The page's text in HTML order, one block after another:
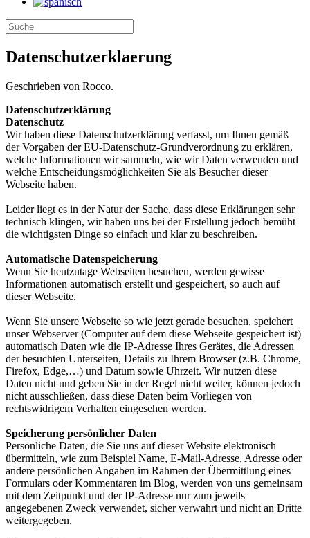
Datenschutzerklaerung
Geschrieben von Rocco.
Datenschutzerklärung
Datenschutz
Wir haben diese Datenschutzerklärung verfasst, um Ihnen gemäß
der Vorgaben der EU-Datenschutz-Grundverordnung zu erklären,
welche Informationen wir sammeln, wie wir Daten verwenden und
welche Entscheidungsmöglichkeiten Sie als Besucher dieser
Webseite haben.
Leider liegt es in der Natur der Sache, dass diese Erklärungen sehr
technisch klingen, wir haben uns bei der Erstellung jedoch bemüht
die wichtigsten Dinge so einfach und klar zu beschreiben.
Automatische Datenspeicherung
Wenn Sie heutzutage Webseiten besuchen, werden gewisse
Informationen automatisch erstellt und gespeichert, so auch auf
dieser Webseite.
Wenn Sie unsere Webseite so wie jetzt gerade besuchen, speichert
unser Webserver (Computer auf dem diese Webseite gespeichert ist)
automatisch Daten wie die IP-Adresse Ihres Gerätes, die Adressen
der besuchten Unterseiten, Details zu Ihrem Browser (z.B. Chrome,
Firefox, Edge,…) und Datum sowie Uhrzeit. Wir nutzen diese
Daten nicht und geben Sie in der Regel nicht weiter, können jedoch
nicht ausschließen, dass diese Daten beim Vorliegen von
rechtswidrigem Verhalten eingesehen werden.
Speicherung persönlicher Daten
Persönliche Daten, die Sie uns auf dieser Website elektronisch
übermitteln, wie zum Beispiel Name, E-Mail-Adresse, Adresse oder
andere persönlichen Angaben im Rahmen der Übermittlung eines
Formulars oder Kommentaren im Blog, werden von uns gemeinsam
mit dem Zeitpunkt und der IP-Adresse nur zum jeweils
angegebenen Zweck verwendet, sicher verwahrt und nicht an Dritte
weitergegeben.